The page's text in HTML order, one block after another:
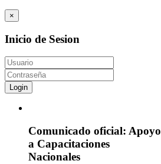
×
Inicio de Sesion
Login
Comunicado oficial: Apoyo
a Capacitaciones
Nacionales